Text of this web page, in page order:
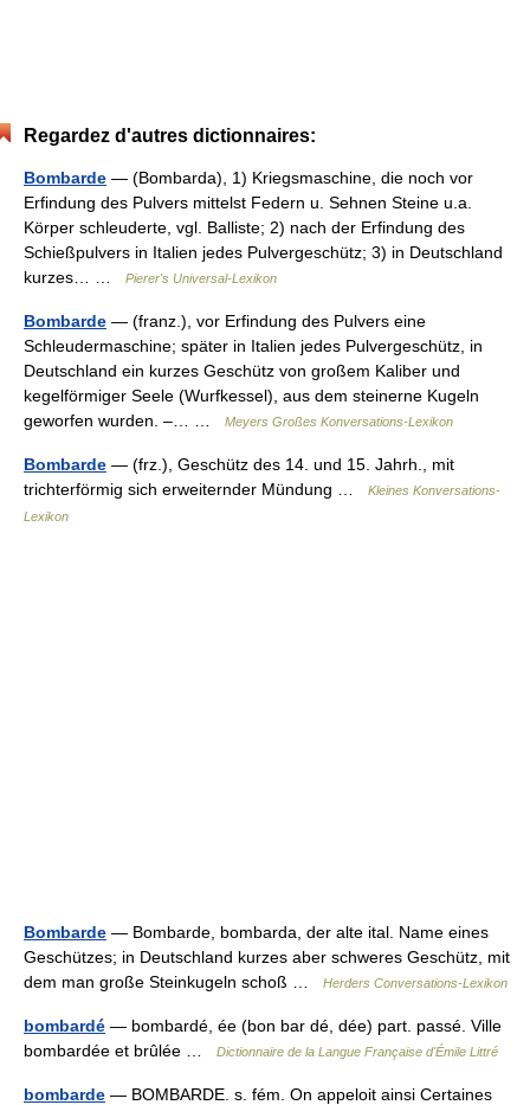
Regardez d'autres dictionnaires:
Bombarde — (Bombarda), 1) Kriegsmaschine, die noch vor
Erfindung des Pulvers mittelst Federn u. Sehnen Steine u.a.
Körper schleuderte, vgl. Balliste; 2) nach der Erfindung des
Schießpulvers in Italien jedes Pulvergeschütz; 3) in Deutschland
kurzes… …
Pierer's Universal-Lexikon
Bombarde — (franz.), vor Erfindung des Pulvers eine
Schleudermaschine; später in Italien jedes Pulvergeschütz, in
Deutschland ein kurzes Geschütz von großem Kaliber und
kegelförmiger Seele (Wurfkessel), aus dem steinerne Kugeln
geworfen wurden. –… …
Meyers Großes Konversations-Lexikon
Bombarde — (frz.), Geschütz des 14. und 15. Jahrh., mit
trichterförmig sich erweiternder Mündung …
Kleines Konversations-
Lexikon
Bombarde — Bombarde, bombarda, der alte ital. Name eines
Geschützes; in Deutschland kurzes aber schweres Geschütz, mit
dem man große Steinkugeln schoß …
Herders Conversations-Lexikon
bombardé — bombardé, ée (bon bar dé, dée) part. passé. Ville
bombardée et brûlée …
Dictionnaire de la Langue Française d'Émile Littré
bombarde — BOMBARDE. s. fém. On appeloit ainsi Certaines